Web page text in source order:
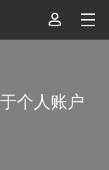
个人账户